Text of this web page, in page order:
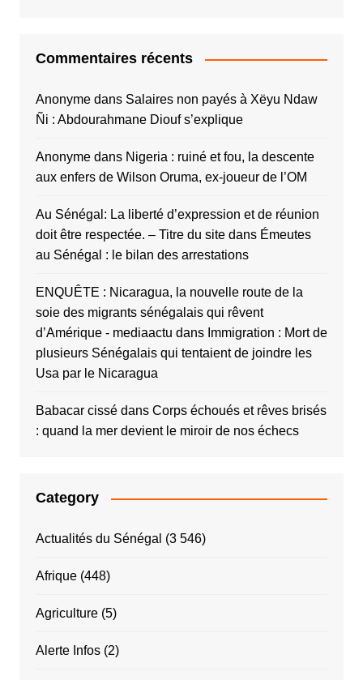
Commentaires récents
Anonymedans Salaires non payés à Xëyu Ndaw
Ñi : Abdourahmane Diouf s’explique
Anonymedans Nigeria : ruiné et fou, la descente
aux enfers de Wilson Oruma, ex-joueur de l’OM
Au Sénégal: La liberté d’expression et de réunion
doit être respectée. – Titre du sitedans Émeutes
au Sénégal : le bilan des arrestations
ENQUÊTE : Nicaragua, la nouvelle route de la
soie des migrants sénégalais qui rêvent
d’Amérique - mediaactu dans Immigration : Mort de
plusieurs Sénégalais qui tentaient de joindre les
Usa par le Nicaragua
Babacar cissédans Corps échoués et rêves brisés
: quand la mer devient le miroir de nos échecs
Category
Actualités du Sénégal (3 546)
Afrique(448)
Agriculture(5)
Alerte Infos(2)